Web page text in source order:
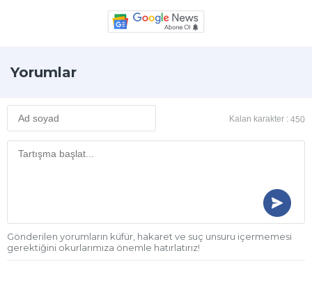
Yorumlar
Kalan karakter : 450
Gönderilen yorumların küfür, hakaret ve suç unsuru içermemesi
gerektiğini okurlarımıza önemle hatırlatırız!